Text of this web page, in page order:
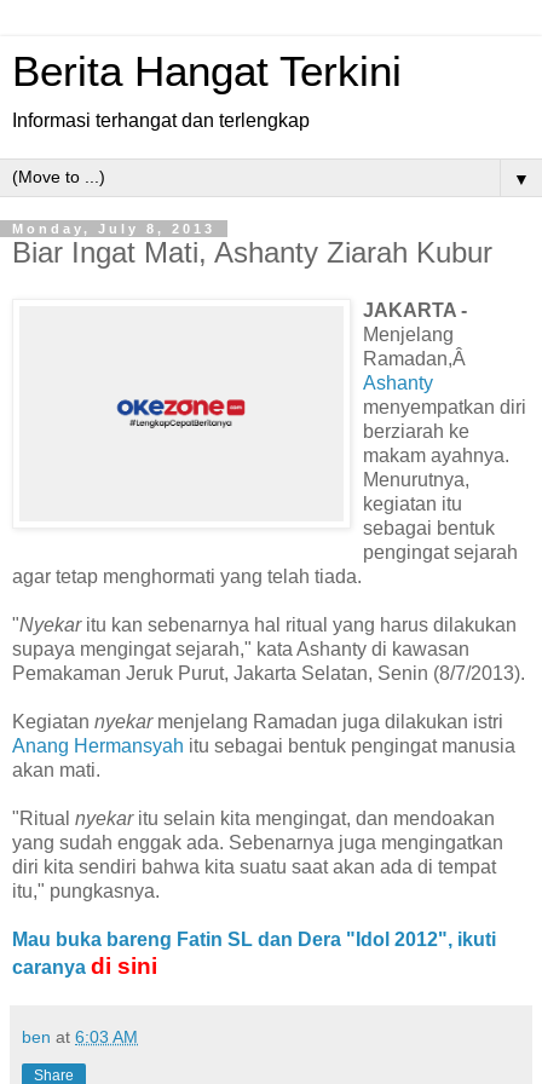
Berita Hangat Terkini
Informasi terhangat dan terlengkap
▼
Monday, July 8, 2013
Biar Ingat Mati, Ashanty Ziarah Kubur
JAKARTA -
Menjelang
Ramadan,Â
Ashanty
menyempatkan diri
berziarah ke
makam ayahnya.
Menurutnya,
kegiatan itu
sebagai bentuk
pengingat sejarah
agar tetap menghormati yang telah tiada.
"Nyekaritu kan sebenarnya hal ritual yang harus dilakukan
supaya mengingat sejarah," kata Ashanty di kawasan
Pemakaman Jeruk Purut, Jakarta Selatan, Senin (8/7/2013).
Kegiatan nyekarmenjelang Ramadan juga dilakukan istri
Anang Hermansyah itu sebagai bentuk pengingat manusia
akan mati.
"Ritual nyekaritu selain kita mengingat, dan mendoakan
yang sudah enggak ada. Sebenarnya juga mengingatkan
diri kita sendiri bahwa kita suatu saat akan ada di tempat
itu," pungkasnya.
Mau buka bareng Fatin SL dan Dera "Idol 2012", ikuti
caranya di sini
ben at 6:03 AM
Share